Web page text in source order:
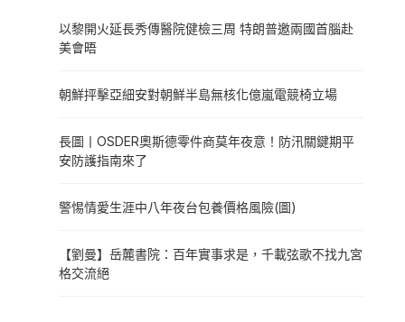
以黎開火延長秀傳醫院健檢三周 特朗普邀兩國首腦赴
美會晤
朝鮮抨擊亞細安對朝鮮半島無核化億嵐電競椅立場
長圖丨OSDER奧斯德零件商莫年夜意！防汛關鍵期平
安防護指南來了
警惕情愛生涯中八年夜台包養價格風險(圖)
【劉曼】岳麓書院：百年實事求是，千載弦歌不找九宮
格交流絕